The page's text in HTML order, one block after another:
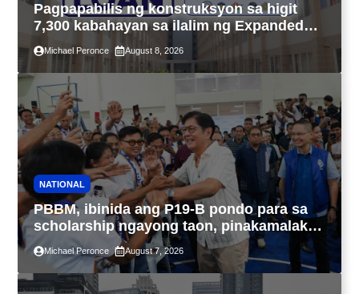
Pagpapabilis ng konstruksyon sa higit
7,300 kabahayan sa ilalim ng Expanded
4PH, posible na sa pagtutulungan ng Pag-
IBIG at P.A. Alvarez
Michael Peronce August 8, 2026
NATIONAL
PBBM, ibinida ang P19-B pondo para sa
scholarship ngayong taon, pinakamalaki
sa kasaysayan ng TESDA
Michael Peronce August 7, 2026